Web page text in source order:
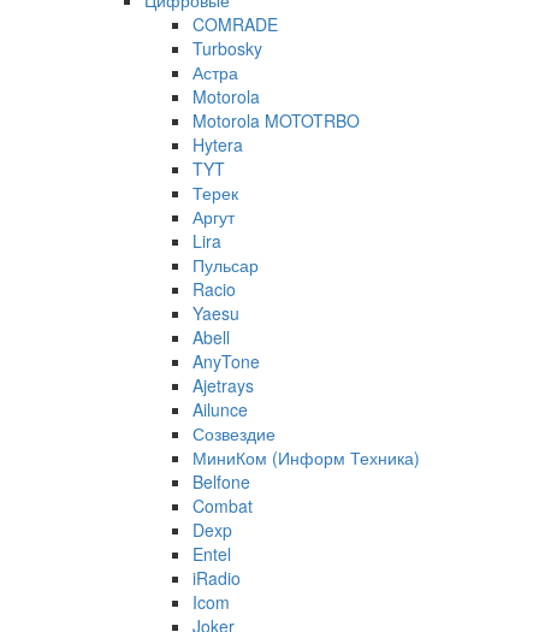
COMRADE
Turbosky
Астра
Motorola
Motorola MOTOTRBO
Hytera
TYT
Терек
Аргут
Lira
Пульсар
Racio
Yaesu
Abell
AnyTone
Ajetrays
Ailunce
Созвездие
МиниКом (Информ Техника)
Belfone
Combat
Dexp
Entel
iRadio
Icom
Joker